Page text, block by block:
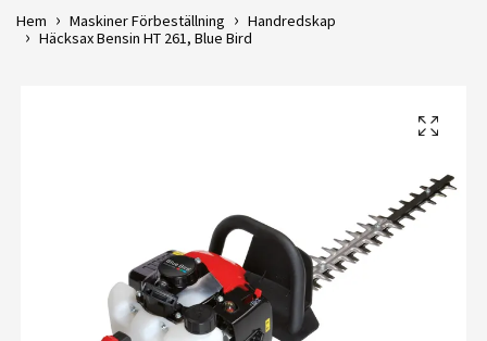
Hem Maskiner Förbeställning
Handredskap
Häcksax Bensin HT 261, Blue Bird